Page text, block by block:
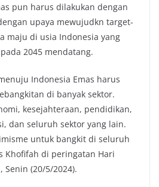
pun harus dilakukan dengan
upaya mewujudkn target-
maju di usia Indonesia yang
2045 mendatang.
Indonesia Emas harus
di banyak sektor.
kesejahteraan, pendidikan,
dan seluruh sektor yang lain.
untuk bangkit di seluruh
Khofifah di peringatan Hari
Senin (20/5/2024).